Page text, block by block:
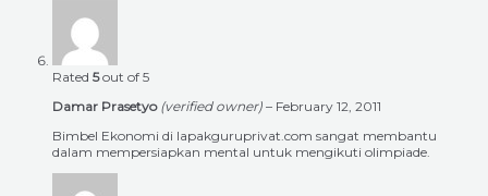
Rated 5out of 5
Damar Prasetyo (verified owner) – February 12, 2011
Bimbel Ekonomi di lapakguruprivat.com sangat membantu
dalam mempersiapkan mental untuk mengikuti olimpiade.